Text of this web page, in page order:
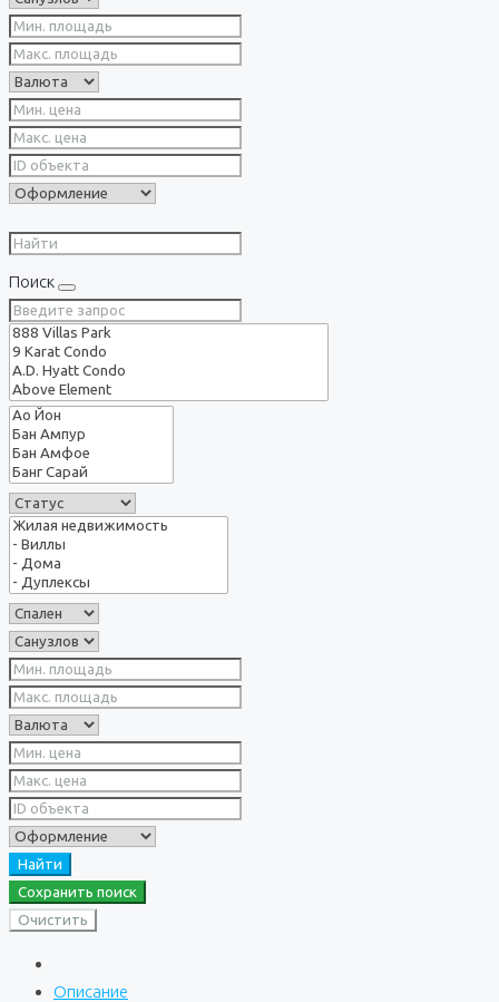
Поиск
Найти
Сохранить поиск
Очистить
Описание